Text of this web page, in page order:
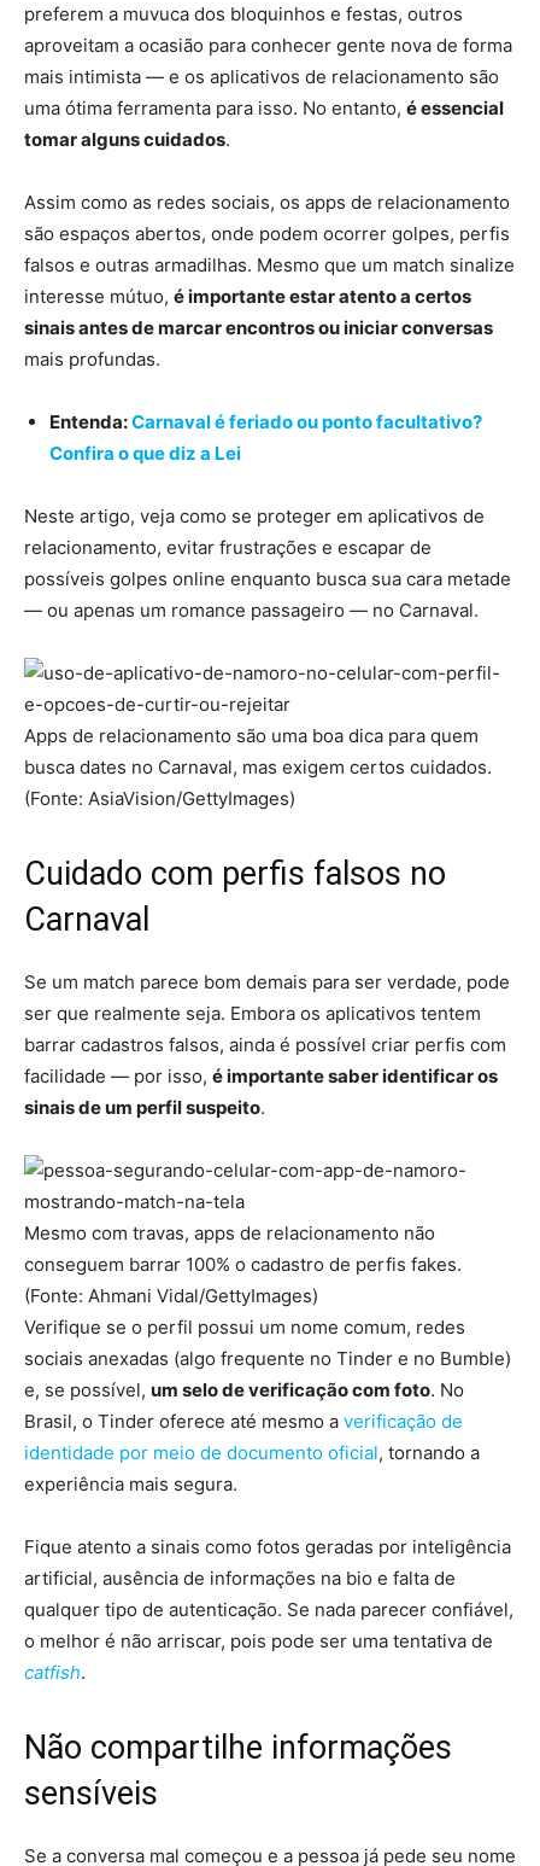
preferem a muvuca dos bloquinhos e festas, outros
aproveitam a ocasião para conhecer gente nova de forma
mais intimista — e os aplicativos de relacionamento são
uma ótima ferramenta para isso. No entanto, é essencial
tomar alguns cuidados.
Assim como as redes sociais, os apps de relacionamento
são espaços abertos, onde podem ocorrer golpes, perfis
falsos e outras armadilhas. Mesmo que um match sinalize
interesse mútuo, é importante estar atento a certos
sinais antes de marcar encontros ou iniciar conversas
mais profundas.
Entenda:Carnaval é feriado ou ponto facultativo?
Confira o que diz a Lei
Neste artigo, veja como se proteger em aplicativos de
relacionamento, evitar frustrações e escapar de
possíveis golpes online enquanto busca sua cara metade
— ou apenas um romance passageiro — no Carnaval.
Apps de relacionamento são uma boa dica para quem
busca dates no Carnaval, mas exigem certos cuidados.
(Fonte: AsiaVision/GettyImages)
Cuidado com perfis falsos no
Carnaval
Se um match parece bom demais para ser verdade, pode
ser que realmente seja. Embora os aplicativos tentem
barrar cadastros falsos, ainda é possível criar perfis com
facilidade — por isso, é importante saber identificar os
sinais de um perfil suspeito.
Mesmo com travas, apps de relacionamento não
conseguem barrar 100% o cadastro de perfis fakes.
(Fonte: Ahmani Vidal/GettyImages)
Verifique se o perfil possui um nome comum, redes
sociais anexadas (algo frequente no Tinder e no Bumble)
e, se possível, um selo de verificação com foto. No
Brasil, o Tinder oferece até mesmo a verificação de
identidade por meio de documento oficial, tornando a
experiência mais segura.
Fique atento a sinais como fotos geradas por inteligência
artificial, ausência de informações na bio e falta de
qualquer tipo de autenticação. Se nada parecer confiável,
o melhor é não arriscar, pois pode ser uma tentativa de
catfish.
Não compartilhe informações
sensíveis
Se a conversa mal começou e a pessoa já pede seu nome